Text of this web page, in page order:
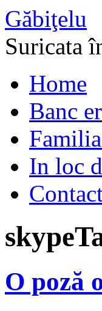
Găbiţelu
Suricata
Home
Banc
In loc
skype
O poză